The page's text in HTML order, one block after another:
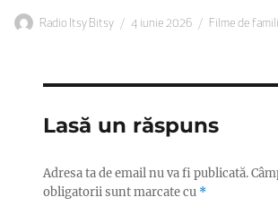
Autor
Radio Itsy Bitsy
Publicat
4 iunie 2026 Categorii
Filme de
Lasă un răspuns
Adresa ta de email nu va fi publicată.
obligatorii sunt marcate cu *